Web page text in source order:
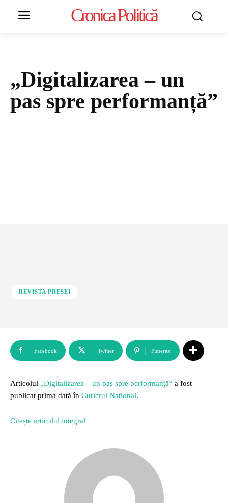
Cronica Politică
„Digitalizarea – un
pas spre performanță”
REVISTA PRESEI
Facebook Twitter Pinterest
Articolul „Digitalizarea – un pas spre performanță” a fost
publicat prima dată în Curierul National.
Citește articolul integral